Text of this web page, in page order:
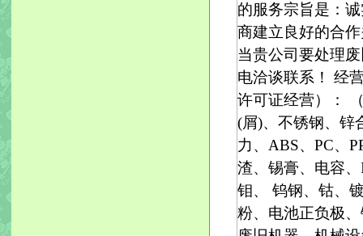
的服务宗旨是：
商建立良好的合
当贵公司要处理
电洽谈联系！ 经
许可证经营）：
(屑)、不锈钢、锌
力、ABS、PC、
渣、锡膏、电容
钼、 钨钢、钴、
粉、电池正负极